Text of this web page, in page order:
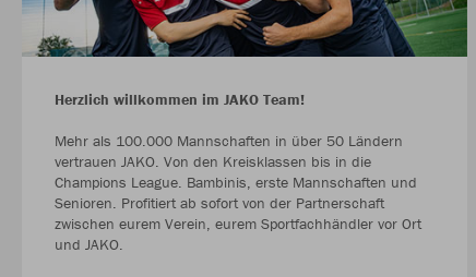
Herzlich willkommen im JAKO Team!
Mehr als 100.000 Mannschaften in über 50 Ländern
vertrauen JAKO. Von den Kreisklassen bis in die
Champions League. Bambinis, erste Mannschaften und
Senioren. Profitiert ab sofort von der Partnerschaft
zwischen eurem Verein, eurem Sportfachhändler vor Ort
und JAKO.